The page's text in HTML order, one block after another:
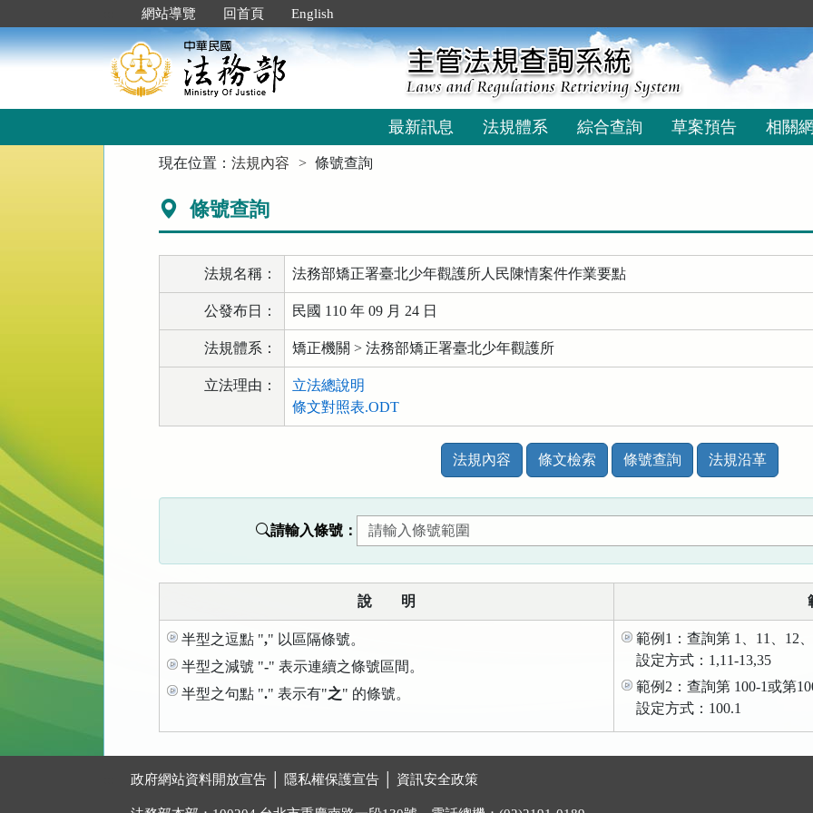
到
主
要
網站導覽 回首頁 English
最新訊息 法規體系 綜合查詢 草案預告 相關
現在位置：法規內容 條號查詢
條號查詢
法規名稱： 法務部矯正署臺北少年觀護所人民陳情案件作業要點
公發布日： 民國 110 年 09 月 24 日
法規體系： 矯正機關 > 法務部矯正署臺北少年觀護所
立法理由：
立法總說明
條文對照表.ODT
功
鈕
區
法規內容 條文檢索 條號查詢 法規沿革
請輸入條號：
說 明
半型之逗點 "," 以區隔條號。
半型之減號 "-" 表示連續之條號區間。
半型之句點 "." 表示有"之" 的條號。
範例1：查詢第 1、11、12
設定方式：1,11-13,35
範例2：查詢第 100-1或第
設定方式：100.1
政府網站資料開放宣告 隱私權保護宣告 資訊安全政策